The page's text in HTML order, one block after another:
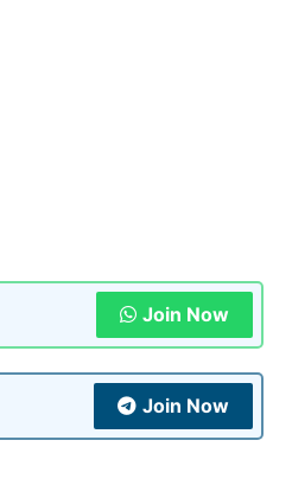
Join Now
Join Now